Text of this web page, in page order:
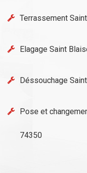
Terrassement
Elagage Saint
Déssouchage
Pose et
74350